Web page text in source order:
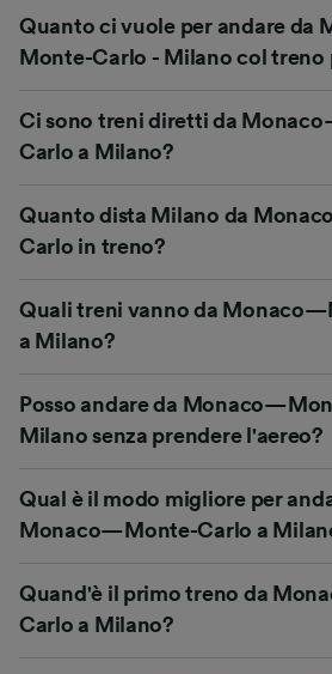
Quanto ci vuole per andare da
Monte-Carlo - Milano col treno
Ci sono treni diretti da
Carlo a Milano?
Quanto dista Milano da
Carlo in treno?
Quali treni vanno da
a Milano?
Posso andare da
Milano senza prendere l'aereo?
Qual è il modo migliore per
Monaco—Monte-Carlo a
Quand'è il primo treno da
Carlo a Milano?